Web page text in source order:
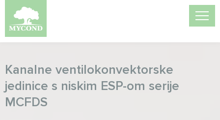
Kanalne ventilokonvektorske
jedinice s niskim ESP-om serije
MCFDS